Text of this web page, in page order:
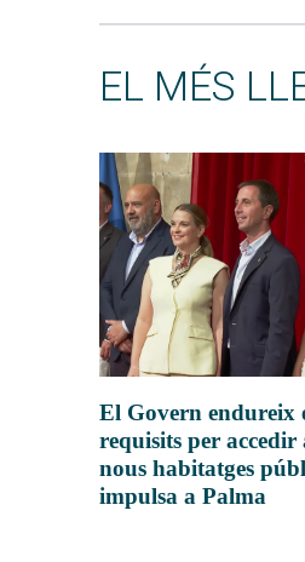
EL MÉS
El Govern endureix
requisits per accedir
nous habitatges
impulsa a Palma